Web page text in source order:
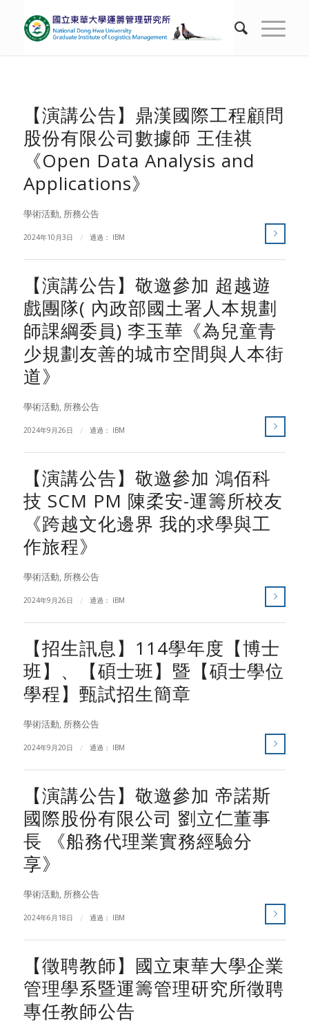
【演講公告】鼎漢國際工程顧問
股份有限公司數據師 王佳祺
《Open Data Analysis and
Applications》
學術活動, 所務公告
2024年10月3日 / 通過： IBM
【演講公告】敬邀參加 超越遊
戲團隊( 內政部國土署人本規劃
師課綱委員) 李玉華《為兒童青
少規劃友善的城市空間與人本街
道》
學術活動, 所務公告
2024年9月26日 / 通過： IBM
【演講公告】敬邀參加 鴻佰科
技 SCM PM 陳柔安-運籌所校友
《跨越文化邊界 我的求學與工
作旅程》
學術活動, 所務公告
2024年9月26日 / 通過： IBM
【招生訊息】114學年度【博士
班】、【碩士班】暨【碩士學位
學程】甄試招生簡章
學術活動, 所務公告
2024年9月20日 / 通過： IBM
【演講公告】敬邀參加 帝諾斯
國際股份有限公司 劉立仁董事
長 《船務代理業實務經驗分
享》
學術活動, 所務公告
2024年6月18日 / 通過： IBM
【徵聘教師】國立東華大學企業
管理學系暨運籌管理研究所徵聘
專任教師公告